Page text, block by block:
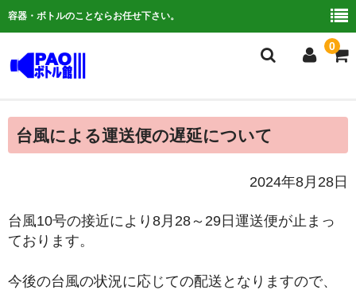
容器・ボトルのことならお任せ下さい。
0
ご利用ガイド
容器について
台風による運送便の遅延について
2024年8月28日
台風10号の接近により8月28～29日運送便が止まっ
ております。
今後の台風の状況に応じての配送となりますので、